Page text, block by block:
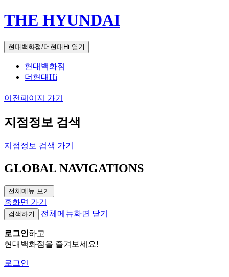
THE HYUNDAI
현대백화점/더현대Hi 열기
현대백화점
더현대Hi
이전페이지 가기
지점정보 검색
지점정보 검색 가기
GLOBAL NAVIGATIONS
전체메뉴 보기
홈화면 가기
검색하기 전체메뉴화면 닫기
로그인하고
현대백화점을 즐겨보세요!
로그인